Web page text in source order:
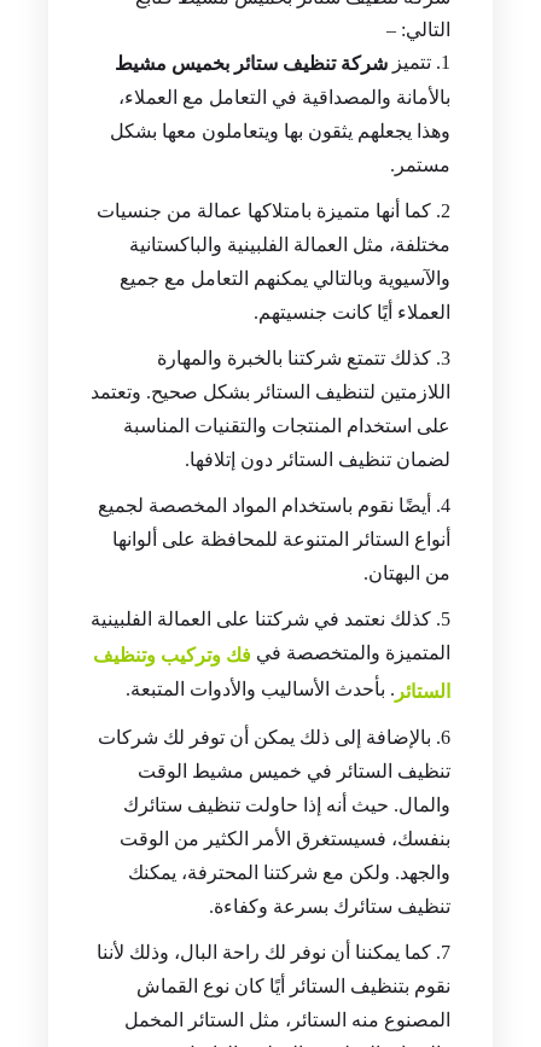
التالي: –
تتميز شركة تنظيف ستائر بخميس مشيط
بالأمانة والمصداقية في التعامل مع العملاء،
وهذا يجعلهم يثقون بها ويتعاملون معها بشكل
مستمر.
كما أنها متميزة بامتلاكها عمالة من جنسيات
مختلفة، مثل العمالة الفلبينية والباكستانية
والآسيوية وبالتالي يمكنهم التعامل مع جميع
العملاء أيًا كانت جنسيتهم.
كذلك تتمتع شركتنا بالخبرة والمهارة
اللازمتين لتنظيف الستائر بشكل صحيح. وتعتمد
على استخدام المنتجات والتقنيات المناسبة
لضمان تنظيف الستائر دون إتلافها.
أيضًا نقوم باستخدام المواد المخصصة لجميع
أنواع الستائر المتنوعة للمحافظة على ألوانها
من البهتان.
كذلك نعتمد في شركتنا على العمالة الفلبينية
المتميزة والمتخصصة في فك وتركيب وتنظيف
الستائر . بأحدث الأساليب والأدوات المتبعة.
بالإضافة إلى ذلك يمكن أن توفر لك شركات
تنظيف الستائر في خميس مشيط الوقت
والمال. حيث أنه إذا حاولت تنظيف ستائرك
بنفسك، فسيستغرق الأمر الكثير من الوقت
والجهد. ولكن مع شركتنا المحترفة، يمكنك
تنظيف ستائرك بسرعة وكفاءة.
كما يمكننا أن نوفر لك راحة البال، وذلك لأننا
نقوم بتنظيف الستائر أيًا كان نوع القماش
المصنوع منه الستائر، مثل الستائر المخمل